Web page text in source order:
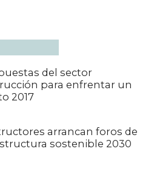
del sector
para enfrentar un
2017
arrancan foros de
sostenible 2030